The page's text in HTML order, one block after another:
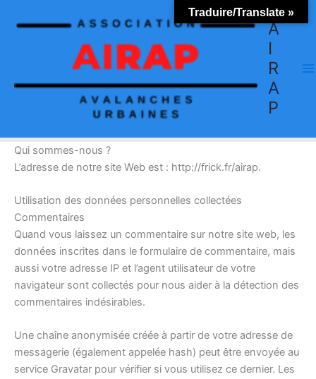
A
I
R
A
P
Qui sommes-nous ?
L’adresse de notre site Web est : http://frick.fr/airap.
Utilisation des données personnelles collectées
Commentaires
Quand vous laissez un commentaire sur notre site web, les
données inscrites dans le formulaire de commentaire, mais
aussi votre adresse IP et l’agent utilisateur de votre
navigateur sont collectés pour nous aider à la détection des
commentaires indésirables.
Une chaîne anonymisée créée à partir de votre adresse de
messagerie (également appelée hash) peut être envoyée au
service Gravatar pour vérifier si vous utilisez ce dernier. Les
Traduire/Translate »